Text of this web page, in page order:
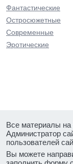
Фантастические
Остросюжетные
Современные
Эротические
Все материалы на
Администратор
пользователей
Вы можете